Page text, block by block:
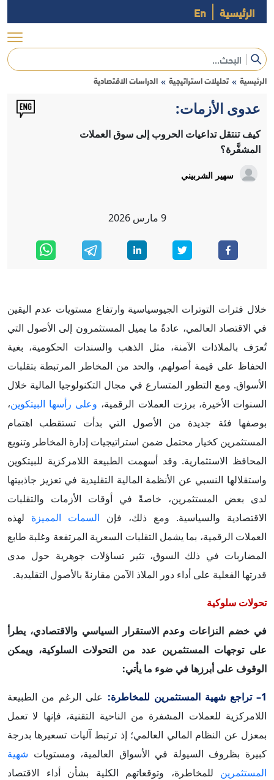
الرئيسية En
الرئيسية » تحليلات استراتيجية » الدراسات الاقتصادية
عدوى الأزمات:
كيف تنتقل تداعيات الحروب إلى سوق العملات
المشفَّرة؟
سهير الشربيني
9 مارس 2026
خلال فترات التوترات الجيوسياسية وارتفاع مستويات عدم اليقين
في الاقتصاد العالمي، عادةً ما يميل المستثمرون إلى الأصول التي
تُعرَف بالملاذات الآمنة، مثل الذهب والسندات الحكومية، بغية
الحفاظ على قيمة أصولهم، والحد من المخاطر المرتبطة بتقلبات
الأسواق. ومع التطور المتسارع في مجال التكنولوجيا المالية خلال
السنوات الأخيرة، برزت العملات الرقمية، وعلى رأسها البيتكوين،
بوصفها فئة جديدة من الأصول التي بدأت تستقطب اهتمام
المستثمرين كخيار محتمل ضمن استراتيجيات إدارة المخاطر وتنويع
المحافظ الاستثمارية. وقد أسهمت الطبيعة اللامركزية للبيتكوين
واستقلالها النسبي عن الأنظمة المالية التقليدية في تعزيز جاذبيتها
لدى بعض المستثمرين، خاصةً في أوقات الأزمات والتقلبات
الاقتصادية والسياسية. ومع ذلك، فإن السمات المميزة لهذه
العملات الرقمية، بما يشمل التقلبات السعرية المرتفعة وغلبة طابع
المضاربات في ذلك السوق، تثير تساؤلات جوهرية حول مدى
قدرتها الفعلية على أداء دور الملاذ الآمن مقارنةً بالأصول التقليدية.
تحولات سلوكية
في خضم النزاعات وعدم الاستقرار السياسي والاقتصادي، يطرأ
على توجهات المستثمرين عدد من التحولات السلوكية، ويمكن
الوقوف على أبرزها في ضوء ما يأتي:
1– تراجع شهية المستثمرين للمخاطرة:
على الرغم من الطبيعة
اللامركزية للعملات المشفرة من الناحية التقنية، فإنها لا تعمل
بمعزل عن النظام المالي العالمي؛ إذ ترتبط آليات تسعيرها بدرجة
كبيرة بظروف السيولة في الأسواق العالمية، ومستويات شهية
المستثمرين للمخاطرة، وتوقعاتهم الكلية بشأن أداء الاقتصاد